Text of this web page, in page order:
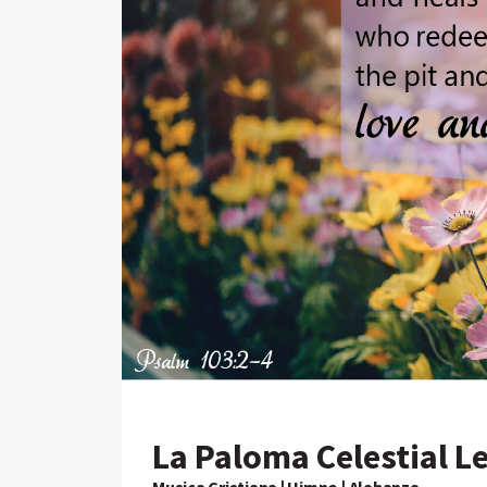
La Paloma Celestial